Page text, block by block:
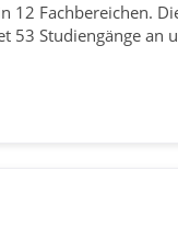
Fachbereichen.
53 Studiengänge